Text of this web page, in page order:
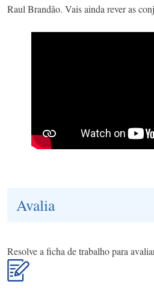
Raul Brandão. Vais ainda rever as
Avalia
Resolve a ficha de trabalho para